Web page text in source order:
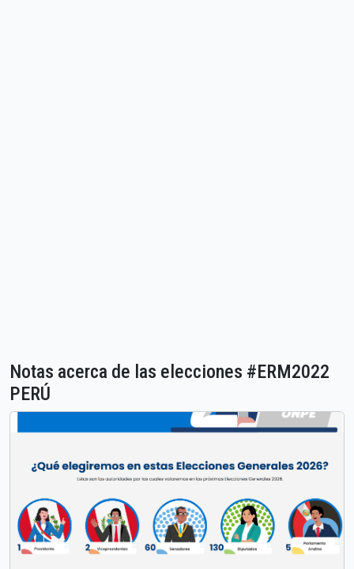
Notas acerca de las elecciones #ERM2022
PERÚ